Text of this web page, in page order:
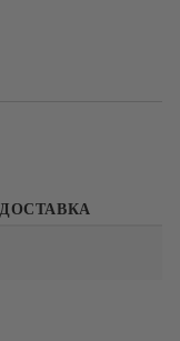
ДОСТАВКА